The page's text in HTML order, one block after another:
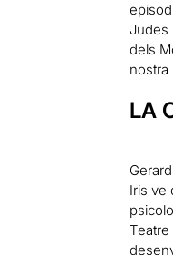
Judes
dels
LA
Gerard
Iris ve
Teatre